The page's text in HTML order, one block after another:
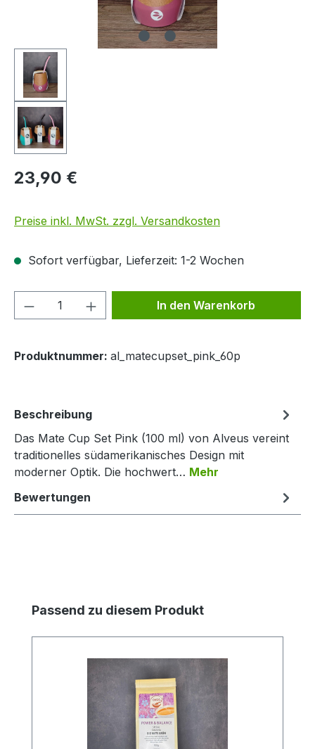
23,90 €
Preise inkl. MwSt. zzgl. Versandkosten
Sofort verfügbar, Lieferzeit: 1-2 Wochen
Produkt Anzahl: Gib denIn den Warenkorb
Produktnummer: al_matecupset_pink_60p
Beschreibung
Das Mate Cup Set Pink (100 ml) von Alveus vereint
traditionelles südamerikanisches Design mit
moderner Optik. Die hochwert… Mehr
Bewertungen
Produktgalerie überspringen
Passend zu diesem Produkt